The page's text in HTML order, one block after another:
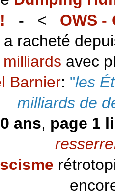
! - < OWS -
a racheté
milliards avec
Barnier: "les
milliards de
ans, page 1